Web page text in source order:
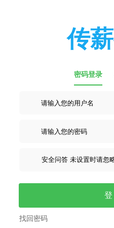
传
密码登录
登
找回密码